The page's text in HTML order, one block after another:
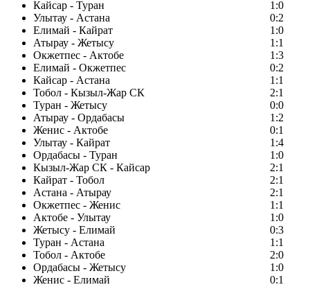
Кайсар - Туран
1:0
Улытау - Астана
0:2
Елимай - Кайрат
1:0
Атырау - Жетысу
1:1
Окжетпес - Актобе
1:3
Елимай - Окжетпес
0:2
Кайсар - Астана
1:1
Тобол - Кызыл-Жар СК
2:1
Туран - Жетысу
0:0
Атырау - Ордабасы
1:2
Женис - Актобе
0:1
Улытау - Кайрат
1:4
Ордабасы - Туран
1:0
Кызыл-Жар СК - Кайсар
2:1
Кайрат - Тобол
2:1
Астана - Атырау
2:1
Окжетпес - Женис
1:1
Актобе - Улытау
1:0
Жетысу - Елимай
0:3
Туран - Астана
1:1
Тобол - Актобе
2:0
Ордабасы - Жетысу
1:0
Женис - Елимай
0:1